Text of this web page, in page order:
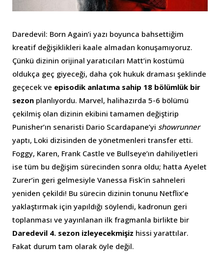
Daredevil: Born Again’i yazı boyunca bahsettiğim
kreatif değişiklikleri kaale almadan konuşamıyoruz.
Çünkü dizinin orijinal yaratıcıları Matt’in kostümü
oldukça geç giyeceği, daha çok hukuk draması şeklinde
geçecek ve episodik anlatıma sahip 18 bölümlük bir
sezon planlıyordu. Marvel, halihazırda 5-6 bölümü
çekilmiş olan dizinin ekibini tamamen değiştirip
Punisher’ın senaristi Dario Scardapane’yi showrunner
yaptı, Loki dizisinden de yönetmenleri transfer etti.
Foggy, Karen, Frank Castle ve Bullseye’ın dahiliyetleri
ise tüm bu değişim sürecinden sonra oldu; hatta Ayelet
Zurer’in geri gelmesiyle Vanessa Fisk’in sahneleri
yeniden çekildi! Bu sürecin dizinin tonunu Netflix’e
yaklaştırmak için yapıldığı söylendi, kadronun geri
toplanması ve yayınlanan ilk fragmanla birlikte bir
Daredevil 4. sezon izleyecekmişiz hissi yarattılar.
Fakat durum tam olarak öyle değil.